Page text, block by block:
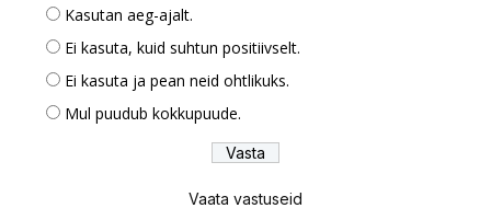
Kasutan aeg-ajalt.
Ei kasuta, kuid suhtun positiivselt.
Ei kasuta ja pean neid ohtlikuks.
Mul puudub kokkupuude.
Vaata vastuseid